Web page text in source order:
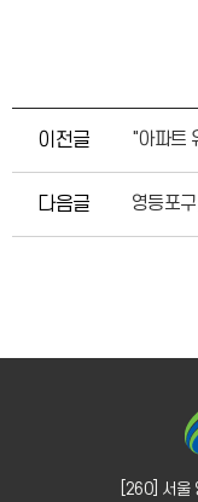
이전글
다음글
[260] 서울